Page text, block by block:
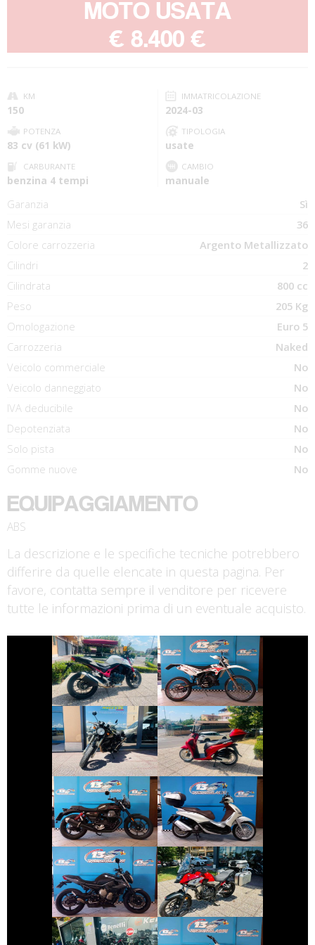
MOTO USATA
€ 8.400 €
KM
150
IMMATRICOLAZIONE
2024-03
POTENZA
83 cv (61 kW)
TIPOLOGIA
usate
CARBURANTE
benzina 4 tempi
CAMBIO
manuale
Garanzia
Sì
Mesi garanzia
36
Colore carrozzeria
Argento Metallizzato
Cilindri
2
Cilindrata
800 cc
Peso
205 Kg
Omologazione
Euro 5
Carrozzeria
Naked
Veicolo commerciale
No
Veicolo danneggiato
No
IVA deducibile
No
Depotenziata
No
Solo pista
No
Gomme nuove
No
EQUIPAGGIAMENTO
ABS
La descrizione e le specifiche tecniche potrebbero
differire da quelle elencate in questa pagina. Per
favore, contatta sempre il venditore per ricevere
tutte le informazioni prima di un eventuale acquisto.
HONDA HORNET
BETAMOTOR
ENDURO
SWM GRAN-
MILANO
€ 2.350 €
HONDA SH
€ 2.490 €
MOTO-GUZZI V7
€ 8.190 €
PIAGGIO
BEVERLY
€ 2.990 €
YAMAHA XJ6
€ 3.490 €
HONDA CB-500
€ 5.590 €
€ 3.490 €
ALTRA-MARCA
€ 1.150 €